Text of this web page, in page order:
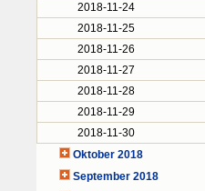
2018-11-24
2018-11-25
2018-11-26
2018-11-27
2018-11-28
2018-11-29
2018-11-30
Oktober 2018
September 2018